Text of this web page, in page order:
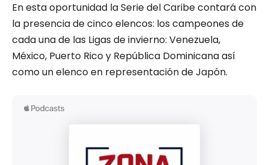
En esta oportunidad la Serie del Caribe contará con
la presencia de cinco elencos: los campeones de
cada una de las Ligas de invierno: Venezuela,
México, Puerto Rico y República Dominicana así
como un elenco en representación de Japón.